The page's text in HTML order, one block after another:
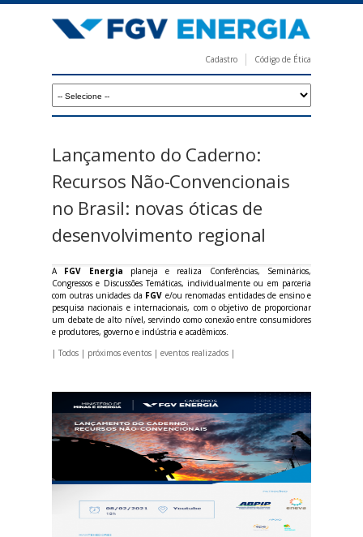
para
principal
V
e
r
g
i
a
Cadastro Código de Ética
Lançamento do Caderno:
Recursos Não-Convencionais
no Brasil: novas óticas de
desenvolvimento regional
A FGV Energia planeja e realiza Conferências, Seminários,
Congressos e Discussões Temáticas, individualmente ou em parceria
com outras unidades da FGV e/ou renomadas entidades de ensino e
pesquisa nacionais e internacionais, com o objetivo de proporcionar
um debate de alto nível, servindo como conexão entre consumidores
e produtores, governo e indústria e acadêmicos.
| Todos | próximos eventos | eventos realizados |